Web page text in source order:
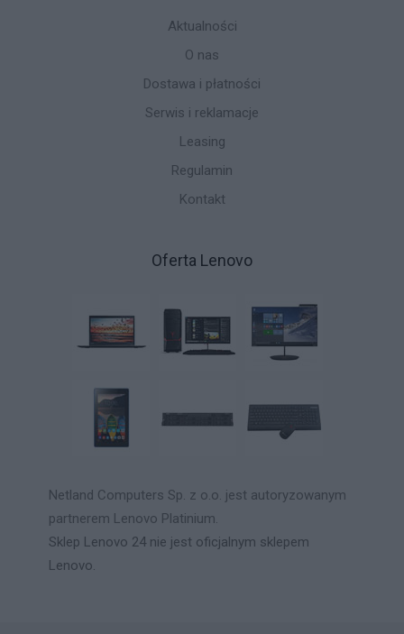
Aktualności
O nas
Dostawa i płatności
Serwis i reklamacje
Leasing
Regulamin
Kontakt
Oferta Lenovo
Netland Computers Sp. z o.o. jest autoryzowanym
partnerem Lenovo Platinium.
Sklep Lenovo 24 nie jest oficjalnym sklepem
Lenovo.